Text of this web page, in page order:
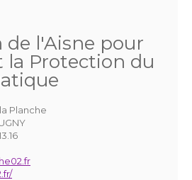
de l'Aisne pour
la Protection du
Planche